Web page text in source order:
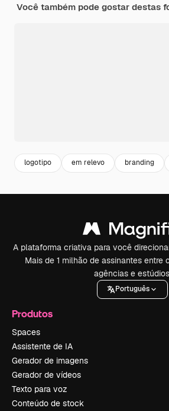
Você também pode gostar destas
logotipo em relevo branding
A plataforma criativa para você
Mais de 1 milhão de assinantes entre
agências e
Português
Produtos
Spaces
Assistente de IA
Gerador de imagens
Gerador de vídeos
Texto para voz
Conteúdo de stock